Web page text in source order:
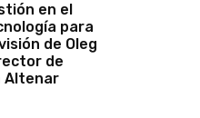
en el
para
de Oleg
de
Altenar